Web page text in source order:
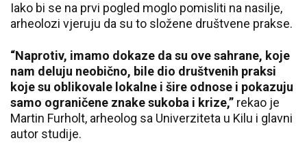
Iako bi se na prvi pogled moglo pomisliti na nasilje,
arheolozi vjeruju da su to složene društvene prakse.
“Naprotiv, imamo dokaze da su ove sahrane, koje
nam deluju neobično, bile dio društvenih praksi
koje su oblikovale lokalne i šire odnose i pokazuju
samo ograničene znake sukoba i krize,” rekao je
Martin Furholt, arheolog sa Univerziteta u Kilu i glavni
autor studije.